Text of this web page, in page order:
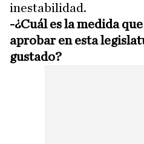
inestabilidad.
-¿Cuál es la medida
aprobar en esta
gustado?